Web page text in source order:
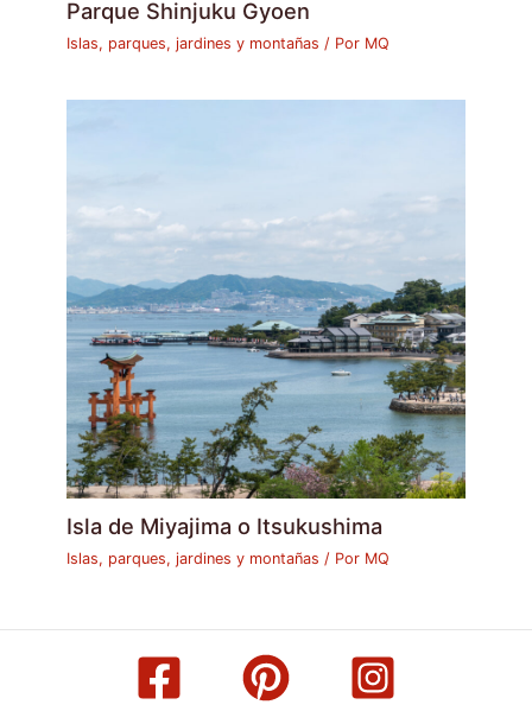
Parque Shinjuku Gyoen
Islas, parques, jardines y montañas / Por MQ
Isla de Miyajima o Itsukushima
Islas, parques, jardines y montañas / Por MQ